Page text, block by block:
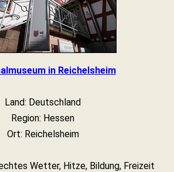
in Reichelsheim
Land: Deutschland
Region: Hessen
Ort: Reichelsheim
Wetter, Hitze, Bildung, Freizeit